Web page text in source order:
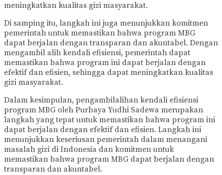
meningkatkan kualitas gizi masyarakat.
Di samping itu, langkah ini juga menunjukkan komitmen
pemerintah untuk memastikan bahwa program MBG
dapat berjalan dengan transparan dan akuntabel. Dengan
mengambil alih kendali efisiensi, pemerintah dapat
memastikan bahwa program ini dapat berjalan dengan
efektif dan efisien, sehingga dapat meningkatkan kualitas
gizi masyarakat.
Dalam kesimpulan, pengambilalihan kendali efisiensi
program MBG oleh Purbaya Yudhi Sadewa merupakan
langkah yang tepat untuk memastikan bahwa program ini
dapat berjalan dengan efektif dan efisien. Langkah ini
menunjukkan keseriusan pemerintah dalam menangani
masalah gizi di Indonesia dan komitmen untuk
memastikan bahwa program MBG dapat berjalan dengan
transparan dan akuntabel.